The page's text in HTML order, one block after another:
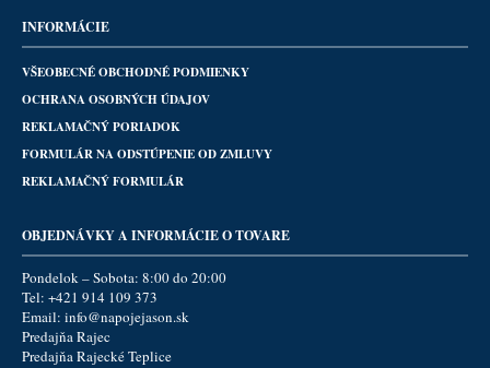
INFORMÁCIE
VŠEOBECNÉ OBCHODNÉ PODMIENKY
OCHRANA OSOBNÝCH ÚDAJOV
REKLAMAČNÝ PORIADOK
FORMULÁR NA ODSTÚPENIE OD ZMLUVY
REKLAMAČNÝ FORMULÁR
OBJEDNÁVKY A INFORMÁCIE O TOVARE
Pondelok – Sobota: 8:00 do 20:00
Tel: +421 914 109 373
Email: info@napojejason.sk
Predajňa Rajec
Predajňa Rajecké Teplice